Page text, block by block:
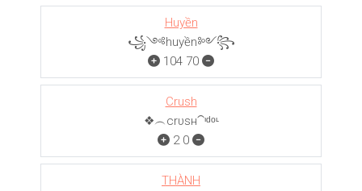
Huyền
꧁༺huyền༻꧂
104 70
Crush
❖︵crυѕн⁀ᶦᵈᵒᶫ
2 0
THÀNH